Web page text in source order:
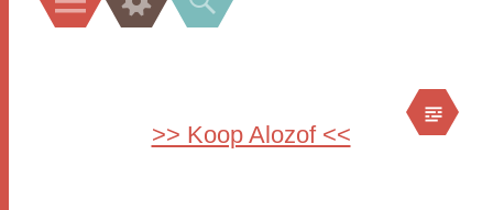
>> Koop Alozof <<